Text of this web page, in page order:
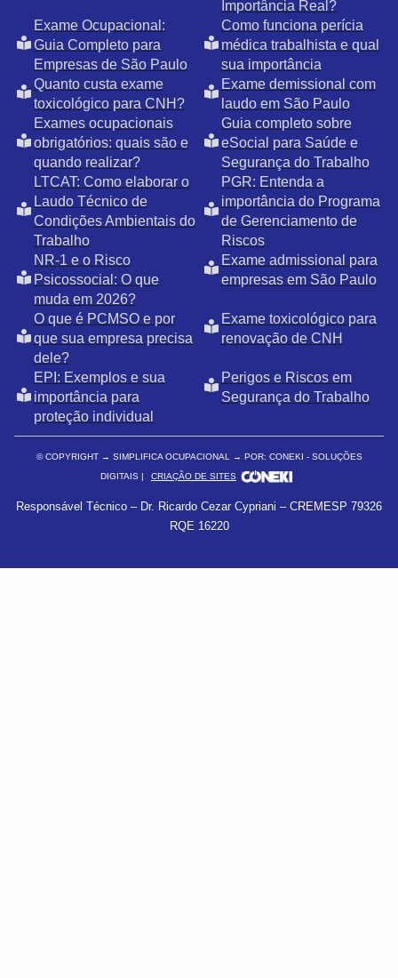
Importância Real?
Exame Ocupacional:
Guia Completo para
Empresas de São Paulo
Como funciona perícia
médica trabalhista e qual
sua importância
Quanto custa exame
toxicológico para CNH?
Exame demissional com
laudo em São Paulo
Exames ocupacionais
obrigatórios: quais são e
quando realizar?
Guia completo sobre
eSocial para Saúde e
Segurança do Trabalho
LTCAT: Como elaborar o
Laudo Técnico de
Condições Ambientais do
Trabalho
PGR: Entenda a
importância do Programa
de Gerenciamento de
Riscos
NR-1 e o Risco
Psicossocial: O que
muda em 2026?
Exame admissional para
empresas em São Paulo
O que é PCMSO e por
que sua empresa precisa
dele?
Exame toxicológico para
renovação de CNH
EPI: Exemplos e sua
importância para
proteção individual
Perigos e Riscos em
Segurança do Trabalho
© COPYRIGHT → SIMPLIFICA OCUPACIONAL → POR: CONEKI - SOLUÇÕES
DIGITAIS |
CRIAÇÃO DE SITES
Responsável Técnico – Dr. Ricardo Cezar Cypriani – CREMESP 79326
RQE 16220